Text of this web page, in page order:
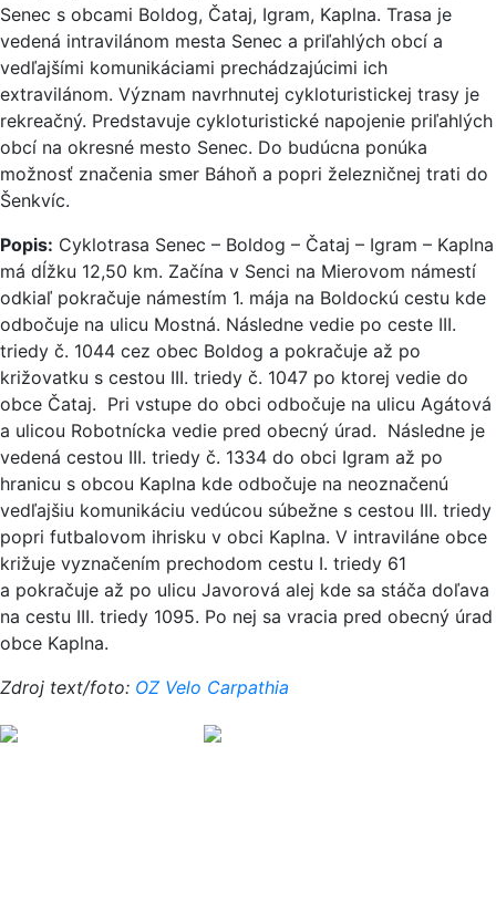
Senec s obcami Boldog, Čataj, Igram, Kaplna. Trasa je
vedená intravilánom mesta Senec a priľahlých obcí a
vedľajšími komunikáciami prechádzajúcimi ich
extravilánom. Význam navrhnutej cykloturistickej trasy je
rekreačný. Predstavuje cykloturistické napojenie priľahlých
obcí na okresné mesto Senec. Do budúcna ponúka
možnosť značenia smer Báhoň a popri železničnej trati do
Šenkvíc.
Popis: Cyklotrasa Senec – Boldog – Čataj – Igram – Kaplna
má dĺžku 12,50 km. Začína v Senci na Mierovom námestí
odkiaľ pokračuje námestím 1. mája na Boldockú cestu kde
odbočuje na ulicu Mostná. Následne vedie po ceste III.
triedy č. 1044 cez obec Boldog a pokračuje až po
križovatku s cestou III. triedy č. 1047 po ktorej vedie do
obce Čataj. Pri vstupe do obci odbočuje na ulicu Agátová
a ulicou Robotnícka vedie pred obecný úrad. Následne je
vedená cestou III. triedy č. 1334 do obci Igram až po
hranicu s obcou Kaplna kde odbočuje na neoznačenú
vedľajšiu komunikáciu vedúcou súbežne s cestou III. triedy
popri futbalovom ihrisku v obci Kaplna. V intraviláne obce
križuje vyznačením prechodom cestu I. triedy 61
a pokračuje až po ulicu Javorová alej kde sa stáča doľava
na cestu III. triedy 1095. Po nej sa vracia pred obecný úrad
obce Kaplna.
Zdroj text/foto: OZ Velo Carpathia